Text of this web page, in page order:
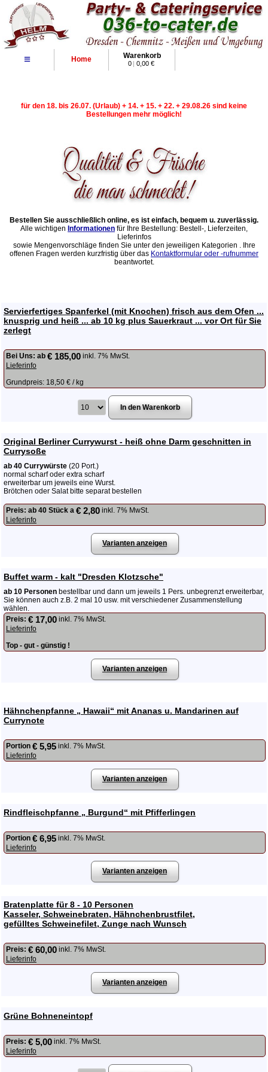
≡ Home Warenkorb
0 | 0,00 €
für den 18. bis 26.07. (Urlaub) + 14. + 15. + 22. + 29.08.26 sind keine
Bestellungen mehr möglich!
Bestellen Sie ausschließlich online, es ist einfach, bequem u. zuverlässig.
Alle wichtigen Informationen für Ihre Bestellung: Bestell-, Lieferzeiten,
Lieferinfos
sowie Mengenvorschläge finden Sie unter den jeweiligen Kategorien . Ihre
offenen Fragen werden kurzfristig über das Kontaktformular oder -rufnummer
beantwortet.
Servierfertiges Spanferkel (mit Knochen) frisch aus dem Ofen ...
knusprig und heiß ... ab 10 kg plus Sauerkraut ... vor Ort für Sie
zerlegt
Bei Uns: ab € 185,00 inkl. 7% MwSt.
Lieferinfo
Grundpreis: 18,50 € / kg
Original Berliner Currywurst - heiß ohne Darm geschnitten in
Currysoße
ab 40 Currywürste (20 Port.)
normal scharf oder extra scharf
erweiterbar um jeweils eine Wurst.
Brötchen oder Salat bitte separat bestellen
Preis: ab 40 Stück a € 2,80 inkl. 7% MwSt.
Lieferinfo
Varianten anzeigen
Buffet warm - kalt "Dresden Klotzsche"
ab 10 Personen bestellbar und dann um jeweils 1 Pers. unbegrenzt erweiterbar,
Sie können auch z.B. 2 mal 10 usw. mit verschiedener Zusammenstellung
wählen.
Preis: € 17,00 inkl. 7% MwSt.
Lieferinfo
Top - gut - günstig !
Varianten anzeigen
Hähnchenpfanne „ Hawaii“ mit Ananas u. Mandarinen auf
Currynote
Portion € 5,95 inkl. 7% MwSt.
Lieferinfo
Varianten anzeigen
Rindfleischpfanne „ Burgund“ mit Pfifferlingen
Portion € 6,95 inkl. 7% MwSt.
Lieferinfo
Varianten anzeigen
Bratenplatte für 8 - 10 Personen
Kasseler, Schweinebraten, Hähnchenbrustfilet,
gefülltes Schweinefilet, Zunge nach Wunsch
Preis: € 60,00 inkl. 7% MwSt.
Lieferinfo
Varianten anzeigen
Grüne Bohneneintopf
Preis: € 5,00 inkl. 7% MwSt.
Lieferinfo